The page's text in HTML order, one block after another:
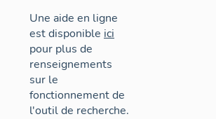
Une aide en ligne
est disponible ici
pour plus de
renseignements
sur le
fonctionnement de
l'outil de recherche.